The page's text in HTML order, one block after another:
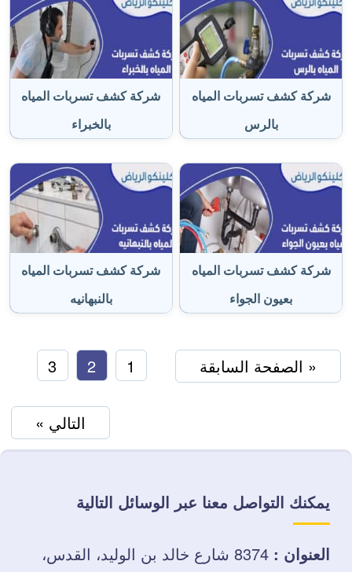
شركة كشف تسربات المياه
بالرس
شركة كشف تسربات المياه
بالخبراء
شركة كشف تسربات المياه
بعيون الجواء
شركة كشف تسربات المياه
بالنبهانيه
« الصفحة السابقة 1
2
3
التالي »
يمكنك التواصل معنا عبر الوسائل التالية
العنوان :
8374 شارع خالد بن الوليد، القدس،